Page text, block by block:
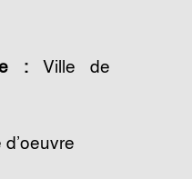
:Ville de